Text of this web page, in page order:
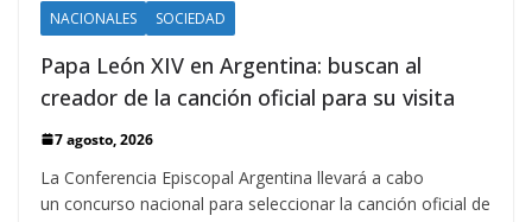
NACIONALES SOCIEDAD
Papa León XIV en Argentina: buscan al
creador de la canción oficial para su visita
7 agosto, 2026
La Conferencia Episcopal Argentina llevará a cabo
un concurso nacional para seleccionar la canción oficial de